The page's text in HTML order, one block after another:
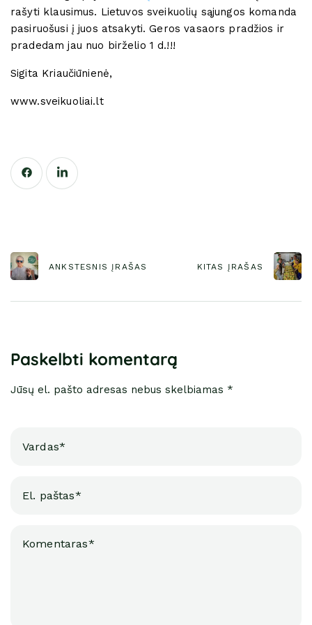
rašyti klausimus. Lietuvos sveikuolių sąjungos komanda
pasiruošusi į juos atsakyti. Geros vasaors pradžios ir
pradedam jau nuo birželio 1 d.!!!
Sigita Kriaučiūnienė,
www.sveikuoliai.lt
ANKSTESNIS ĮRAŠAS KITAS ĮRAŠAS
Paskelbti komentarą
Jūsų el. pašto adresas nebus skelbiamas *